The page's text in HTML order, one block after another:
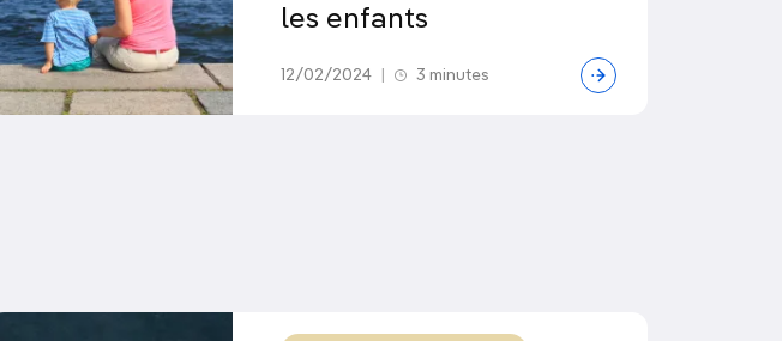
les enfants
12/02/2024 3 minutes